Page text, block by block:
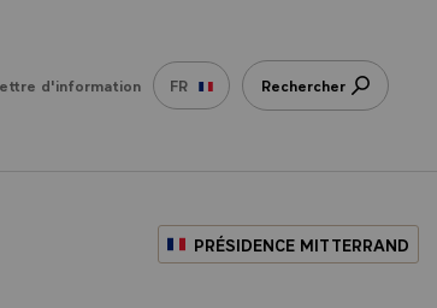
d'information FR Rechercher
PRÉSIDENCE MITTERRAND